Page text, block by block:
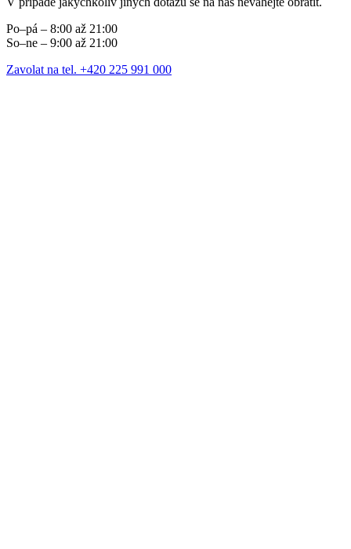
Po–pá – 8:00 až 21:00
So–ne – 9:00 až 21:00
Zavolat na tel. +420 225 991 000